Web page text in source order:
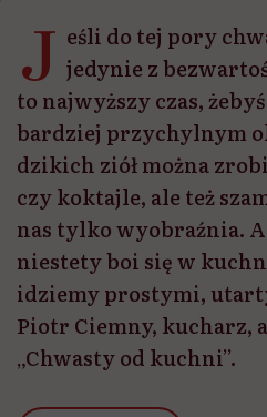
J eśli do tej pory
jedynie z
to najwyższy czas,
bardziej przychylnym
dzikich ziół można
czy koktajle, ale też
nas tylko wyobraźnia.
niestety boi się w
idziemy prostymi,
Piotr Ciemny, kucharz,
„Chwasty od kuchni”.